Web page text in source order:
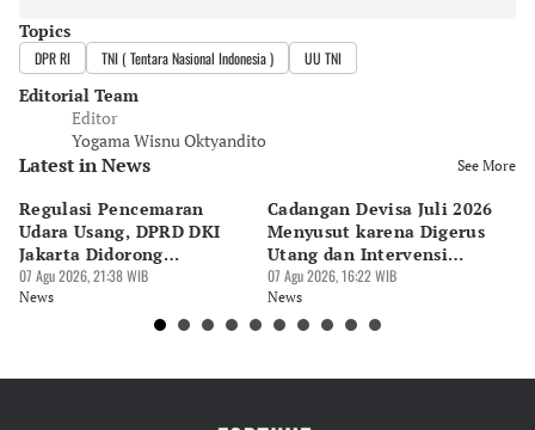
Topics
DPR RI TNI ( Tentara Nasional Indonesia ) UU TNI
Editorial Team
Editor
Yogama Wisnu Oktyandito
Latest in News See More
Regulasi Pencemaran
Udara Usang, DPRD DKI
Jakarta Didorong
Prioritaskan Revisi Perda
07 Agu 2026, 21:38 WIB
News
Cadangan Devisa Juli 2026
Menyusut karena Digerus
Utang dan Intervensi
Rupiah
07 Agu 2026, 16:22 WIB
News